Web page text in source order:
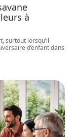
à
surtout lorsqu’il
d’enfant dans